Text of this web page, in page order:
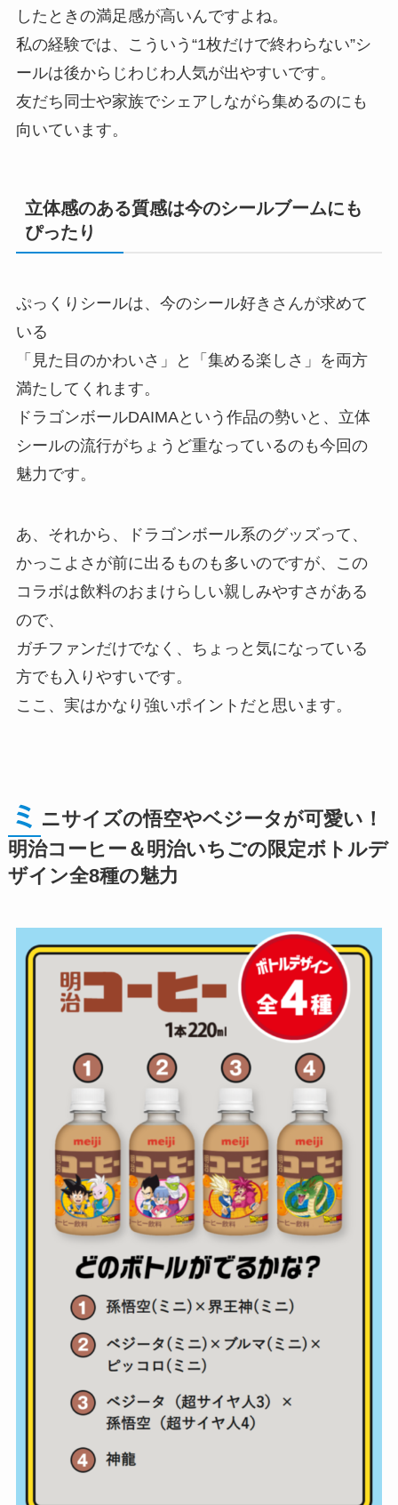
したときの満足感が高いんですよね。
私の経験では、こういう“1枚だけで終わらない”シ
ールは後からじわじわ人気が出やすいです。
友だち同士や家族でシェアしながら集めるのにも
向いています。
立体感のある質感は今のシールブームにも
ぴったり
ぷっくりシールは、今のシール好きさんが求めて
いる
「見た目のかわいさ」と「集める楽しさ」を両方
満たしてくれます。
ドラゴンボールDAIMAという作品の勢いと、立体
シールの流行がちょうど重なっているのも今回の
魅力です。
あ、それから、ドラゴンボール系のグッズって、
かっこよさが前に出るものも多いのですが、この
コラボは飲料のおまけらしい親しみやすさがある
ので、
ガチファンだけでなく、ちょっと気になっている
方でも入りやすいです。
ここ、実はかなり強いポイントだと思います。
ミ ニサイズの悟空やベジータが可愛い！
明治コーヒー＆明治いちごの限定ボトルデ
ザイン全8種の魅力